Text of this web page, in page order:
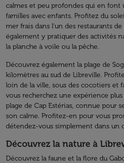
calmes et peu profondes qui en font
familles avec enfants. Profitez du
mer frais dans l'un des restaurants
également y pratiquer des activités
la planche à voile ou la pêche.
Découvrez également la plage de
kilomètres au sud de Libreville.
loin de la ville, sous des cocotiers et
vous recherchez une expérience
plage de Cap Estérias, connue pour
son calme. Profitez-en pour vous
détendez-vous simplement dans un
Découvrez la nature à
Découvrez la faune et la flore du